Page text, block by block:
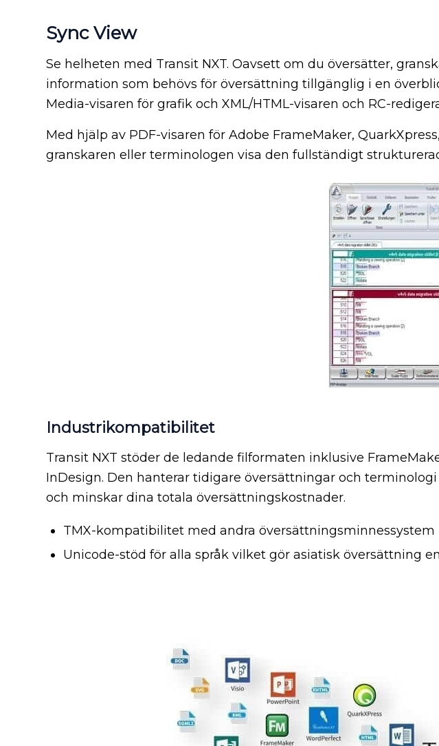
Sync View
Se helheten med Transit NXT. Oavsett om du översätter,
information som behövs för översättning tillgänglig i en
Media-visaren för grafik och XML/HTML-visaren och RC-
Med hjälp av PDF-visaren för Adobe FrameMaker,
granskaren eller terminologen visa den fullständigt
Industrikompatibilitet
Transit NXT stöder de ledande filformaten inklusive
InDesign. Den hanterar tidigare översättningar och
och minskar dina totala översättningskostnader.
TMX-kompatibilitet med andra översättningsminnessystem
Unicode-stöd för alla språk vilket gör asiatisk översättning